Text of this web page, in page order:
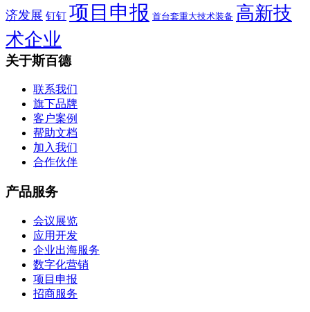
济发展 钉钉 项目申报 首台套重大技术装备 高新技
术企业
关于斯百德
联系我们
旗下品牌
客户案例
帮助文档
加入我们
合作伙伴
产品服务
会议展览
应用开发
企业出海服务
数字化营销
项目申报
招商服务